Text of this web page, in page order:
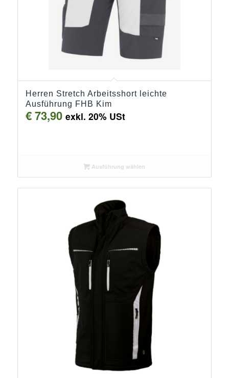
Herren Stretch Arbeitsshort leichte
Ausführung FHB Kim
€73,90 exkl. 20% USt
Ausführung wählen